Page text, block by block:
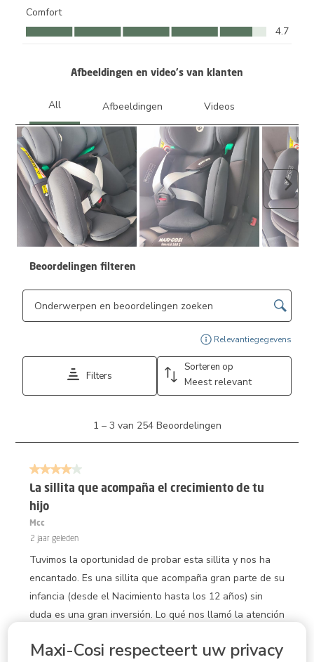
Maxi-Cosi respecteert uw privacy
Comfort
Comfort, 4.7 van 5
4.7
Afbeeldingen en video's van klanten
Beoordelingen filteren
Onderwerpen en beoordelingen zoeken per regio
Relevantiegegevens
Filters
Sorteren op
Meest relevant
3
254
Beoordelingen.
1 – 3 van 254 Beoordelingen
4 van 5 sterren.
La sillita que acompaña el crecimiento de tu
hijo
Mcc
2 jaar geleden
Tuvimos la oportunidad de probar esta sillita y nos ha
encantado. Es una sillita que acompaña gran parte de su
infancia (desde el Nacimiento hasta los 12 años) sin
duda es una gran inversión. Lo qué nos llamó la atención
de girar a tu bebé sin apenas esfuerzos es un gran